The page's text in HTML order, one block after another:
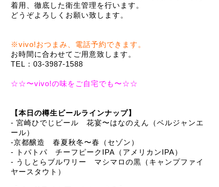
着用、徹底した衛生管理を行います。
どうぞよろしくお願い致します。
※vivo!おつまみ、電話予約できます。
お時間に合わせてご用意致します。
TEL：03-3987-1588
☆☆〜vivo!の味をご自宅でも〜☆☆
【本日の樽生ビールラインナップ】
- 宮崎ひでじビール　花宴〜はなのえん（ベルジャンエ
ール）
-京都醸造　春夏秋冬〜春（セゾン）
- トパトパ　チーフピークIPA（アメリカンIPA）
- うしとらブルワリー　マシマロの黒（キャンプファイ
ヤースタウト）